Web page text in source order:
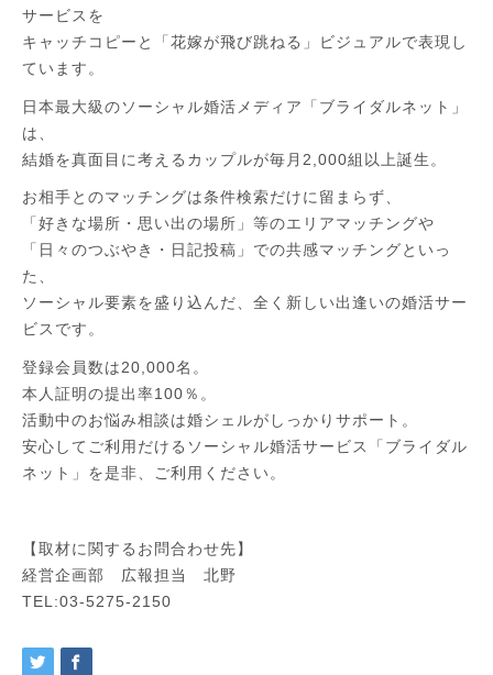
サービスを
キャッチコピーと「花嫁が飛び跳ねる」ビジュアルで表現し
ていま す。
日本最大級のソーシャル婚活メディア「ブライダルネット」
は、
結婚を真面目に考えるカップルが毎月2,000組以上誕生。
お相手とのマッチングは条件検索だけに留まらず、
「好きな場所・思い出の場所」等のエリアマッチングや
「日々のつぶやき・日記投稿」での共感マッチングといっ
た、
ソーシャル要素を盛り込んだ、全く新しい出逢いの婚活サー
ビスです。
登録会員数は20,000名。
本人証明の提出率100％。
活動中のお悩み相談は婚シェルがしっかりサポート。
安心してご利用だけるソーシャル婚活サービス「ブライダル
ネット 」を是非、ご利用ください。
【取材に関するお問合わせ先】
経営企画部 広報担当 北野
TEL:03-5275-2150